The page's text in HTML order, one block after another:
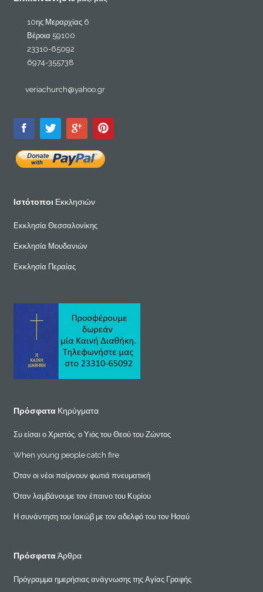
10ης Μεραρχίας 6
Βέροια 59100
23310-65092
6974-355738
veriachurch@yahoo.gr
Ιστότοποι Εκκλησιών
Εκκλησία Θεσσαλονίκης
Εκκλησία Μουδανιών
Εκκλησία Περαίας
Πρόσφατα Κηρύγματα
Συ είσαι ο Χριστός, ο Υιός του Θεού του Ζώντος
When young people catch fire
Όταν οι νέοι παίρνουν φωτιά πνευματική
Όταν λαμβάνουμε τον έπαινο του Κυρίου
Η συνάντηση του Ιακώβ με τον αδελφό του τον Ησαύ
ΠρόσφαταΆρθρα
Πρόγραμμα ημερήσιας ανάγνωσης της Αγίας Γραφής